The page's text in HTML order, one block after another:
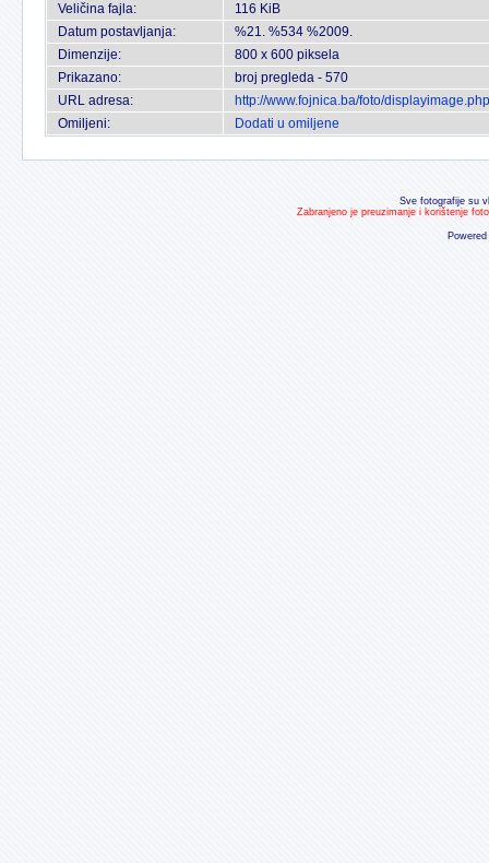
Veličina fajla:
116 KiB
Datum postavljanja:
%21. %534 %2009.
Dimenzije:
800 x 600 piksela
Prikazano:
broj pregleda - 570
URL adresa:
http://www.fojnica.ba/foto/
Omiljeni:
Dodati u omiljene
Sve fotografije su
Zabranjeno je preuzimanje i korištenje